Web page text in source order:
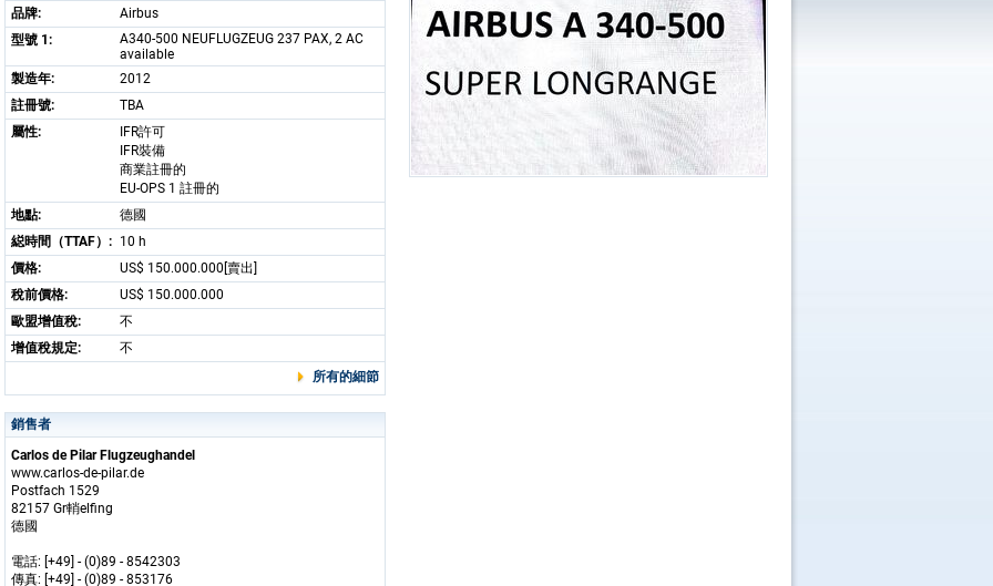
品牌:
Airbus
型號 1:
A340-500 NEUFLUGZEUG 237 PAX, 2 AC
available
製造年:
2012
註冊號:
TBA
屬性:
IFR許可
IFR裝備
商業註冊的
EU-OPS 1 註冊的
地點:
德國
縂時間（TTAF）: 10 h
價格:
US$ 150.000.000[賣出]
稅前價格:
US$ 150.000.000
歐盟增值稅:
不
增值稅規定:
不
所有的細節
銷售者
Carlos de Pilar Flugzeughandel
www.carlos-de-pilar.de
Postfach 1529
82157 Gr輎elfing
德國
電話: [+49] - (0)89 - 8542303
傳真: [+49] - (0)89 - 853176